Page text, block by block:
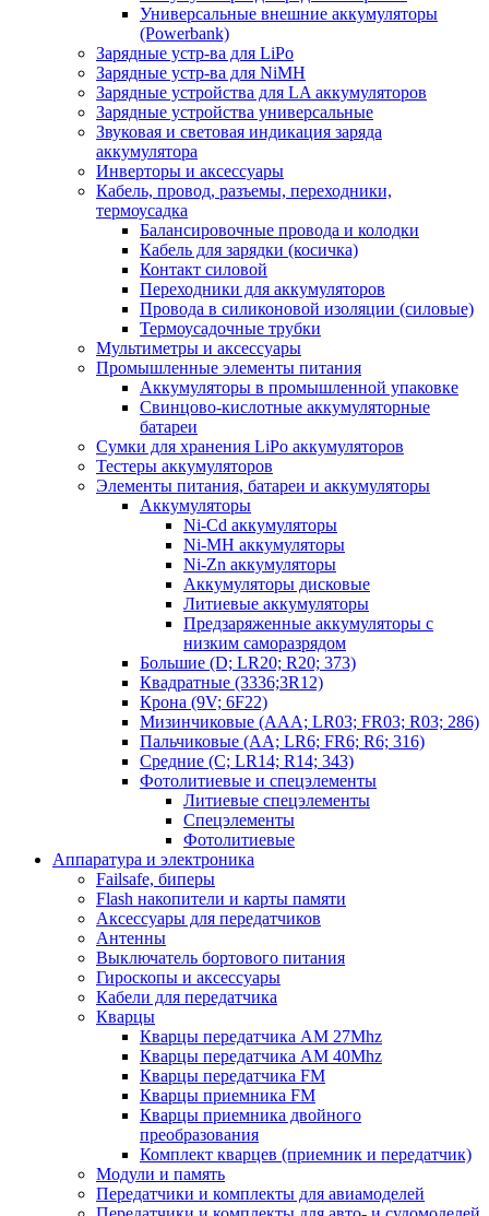
Универсальные внешние аккумуляторы
(Powerbank)
Зарядные устр-ва для LiPo
Зарядные устр-ва для NiMH
Зарядные устройства для LA аккумуляторов
Зарядные устройства универсальные
Звуковая и световая индикация заряда
аккумулятора
Инверторы и аксессуары
Кабель, провод, разъемы, переходники,
термоусадка
Балансировочные провода и колодки
Кабель для зарядки (косичка)
Контакт силовой
Переходники для аккумуляторов
Провода в силиконовой изоляции (силовые)
Термоусадочные трубки
Мультиметры и аксессуары
Промышленные элементы питания
Аккумуляторы в промышленной упаковке
Свинцово-кислотные аккумуляторные
батареи
Сумки для хранения LiPo аккумуляторов
Тестеры аккумуляторов
Элементы питания, батареи и аккумуляторы
Аккумуляторы
Ni-Cd аккумуляторы
Ni-MH аккумуляторы
Ni-Zn аккумуляторы
Аккумуляторы дисковые
Литиевые аккумуляторы
Предзаряженные аккумуляторы с
низким саморазрядом
Большие (D; LR20; R20; 373)
Квадратные (3336;3R12)
Крона (9V; 6F22)
Мизинчиковые (AAA; LR03; FR03; R03; 286)
Пальчиковые (AA; LR6; FR6; R6; 316)
Средние (C; LR14; R14; 343)
Фотолитиевые и спецэлементы
Литиевые спецэлементы
Спецэлементы
Фотолитиевые
Аппаратура и электроника
Failsafe, биперы
Flash накопители и карты памяти
Аксессуары для передатчиков
Антенны
Выключатель бортового питания
Гироскопы и аксессуары
Кабели для передатчика
Кварцы
Кварцы передатчика AM 27Mhz
Кварцы передатчика AM 40Mhz
Кварцы передатчика FM
Кварцы приемника FM
Кварцы приемника двойного
преобразования
Комплект кварцев (приемник и передатчик)
Модули и память
Передатчики и комплекты для авиамоделей